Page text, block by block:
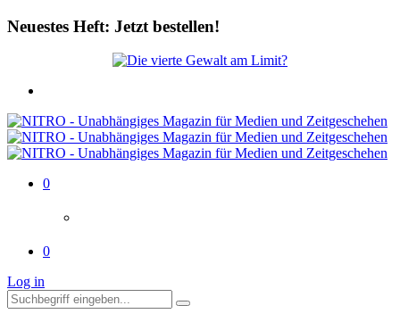
Neuestes Heft: Jetzt bestellen!
0
0
Log in